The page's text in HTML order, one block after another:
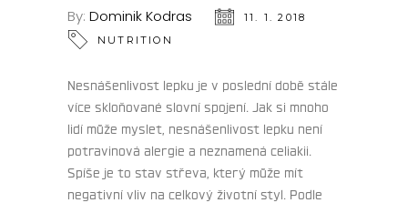
By: Dominik Kodras
11. 1. 2018
NUTRITION
Nesnášenlivost lepku je v poslední době stále
více skloňované slovní spojení. Jak si mnoho
lidí může myslet, nesnášenlivost lepku není
potravinová alergie a neznamená celiakii.
Spíše je to stav střeva, který může mít
negativní vliv na celkový životní styl. Podle